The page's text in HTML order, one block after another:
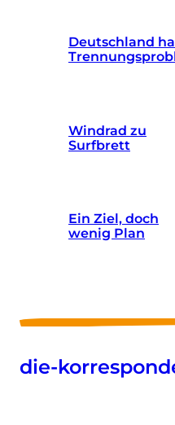
Deutschland
Windrad zu
Surfbrett
Ein Ziel, doch
wenig Plan
die-